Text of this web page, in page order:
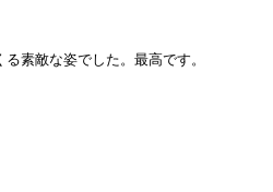
素敵な姿でした。最高です。